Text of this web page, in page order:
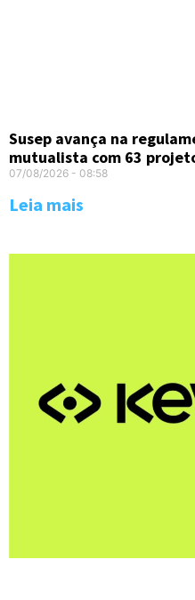
Susep avança na
mutualista com 63
07/08/2026 08:58
Leia mais